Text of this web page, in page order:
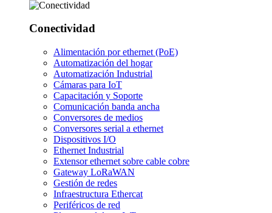
Conectividad
Alimentación por ethernet (PoE)
Automatización del hogar
Automatización Industrial
Cámaras para IoT
Capacitación y Soporte
Comunicación banda ancha
Conversores de medios
Conversores serial a ethernet
Dispositivos I/O
Ethernet Industrial
Extensor ethernet sobre cable cobre
Gateway LoRaWAN
Gestión de redes
Infraestructura Ethercat
Periféricos de red